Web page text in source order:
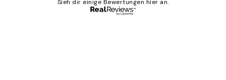
Sieh dir einige Bewertungen hier an.